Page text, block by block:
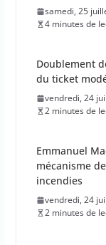
samedi, 25
4 minutes de
Doublement
du ticket
vendredi, 24
2 minutes de
Emmanuel
mécanisme
incendies
vendredi, 24
2 minutes de